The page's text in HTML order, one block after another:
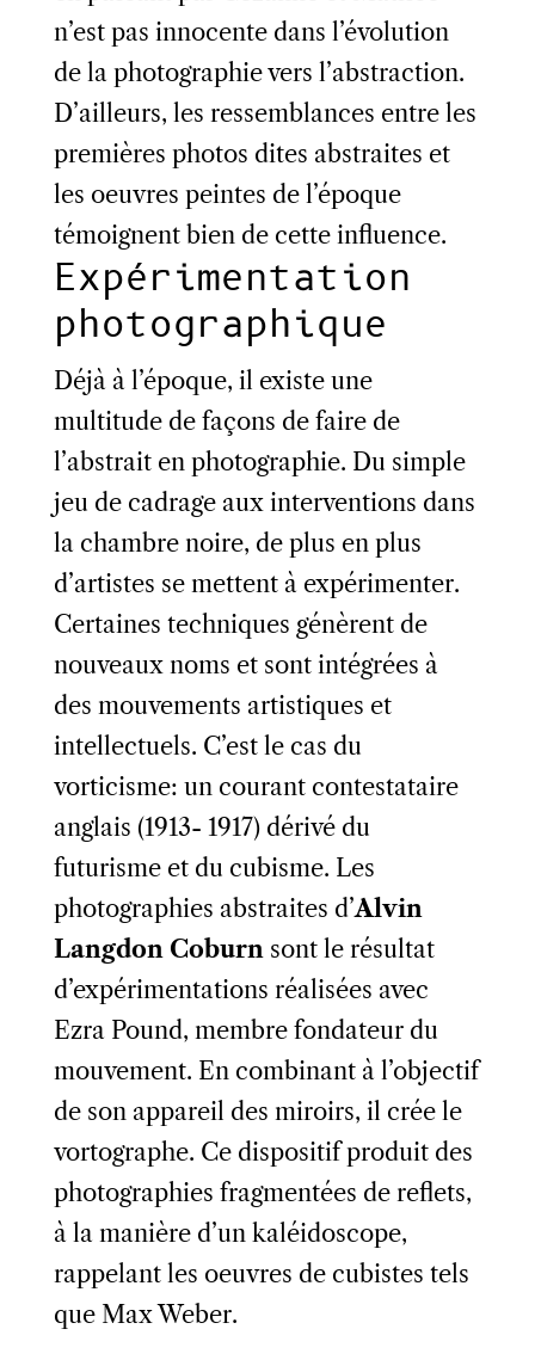
n’est pas innocente dans l’évolution
de la photographie vers l’abstraction.
D’ailleurs, les ressemblances entre les
premières photos dites abstraites et
les oeuvres peintes de l’époque
témoignent bien de cette influence.
Expérimentation
photographique
Déjà à l’époque, il existe une
multitude de façons de faire de
l’abstrait en photographie. Du simple
jeu de cadrage aux interventions dans
la chambre noire, de plus en plus
d’artistes se mettent à expérimenter.
Certaines techniques génèrent de
nouveaux noms et sont intégrées à
des mouvements artistiques et
intellectuels. C’est le cas du
vorticisme: un courant contestataire
anglais (1913- 1917) dérivé du
futurisme et du cubisme. Les
photographies abstraites d’Alvin
Langdon Coburnsont le résultat
d’expérimentations réalisées avec
Ezra Pound, membre fondateur du
mouvement. En combinant à l’objectif
de son appareil des miroirs, il crée le
vortographe. Ce dispositif produit des
photographies fragmentées de reflets,
à la manière d’un kaléidoscope,
rappelant les oeuvres de cubistes tels
que Max Weber.